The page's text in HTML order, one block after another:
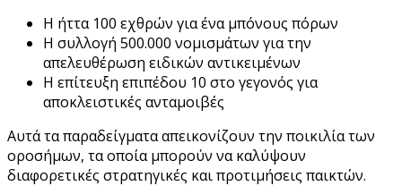
Η ήττα 100 εχθρών για ένα μπόνους πόρων
Η συλλογή 500.000 νομισμάτων για την
απελευθέρωση ειδικών αντικειμένων
Η επίτευξη επιπέδου 10 στο γεγονός για
αποκλειστικές ανταμοιβές
Αυτά τα παραδείγματα απεικονίζουν την ποικιλία των
οροσήμων, τα οποία μπορούν να καλύψουν
διαφορετικές στρατηγικές και προτιμήσεις παικτών.